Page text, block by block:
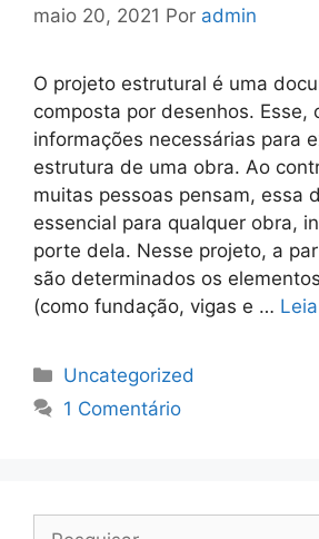
maio 20, 2021 Por admin
O projeto estrutural é uma
composta por desenhos. Esse,
informações necessárias para
estrutura de uma obra. Ao
muitas pessoas pensam, essa
essencial para qualquer obra,
porte dela. Nesse projeto, a
são determinados os
(como fundação, vigas e …
Categorias
Uncategorized
1 Comentário